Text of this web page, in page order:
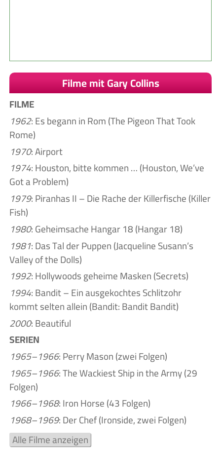
Filme mit Gary Collins
FILME
1962: Es begann in Rom (The Pigeon That Took
Rome)
1970: Airport
1974: Houston, bitte kommen … (Houston, We’ve
Got a Problem)
1979: Piranhas II – Die Rache der Killerfische (Killer
Fish)
1980: Geheimsache Hangar 18 (Hangar 18)
1981: Das Tal der Puppen (Jacqueline Susann’s
Valley of the Dolls)
1992: Hollywoods geheime Masken (Secrets)
1994: Bandit – Ein ausgekochtes Schlitzohr
kommt selten allein (Bandit: Bandit Bandit)
2000: Beautiful
SERIEN
1965–1966: Perry Mason (zwei Folgen)
1965–1966: The Wackiest Ship in the Army (29
Folgen)
1966–1968: Iron Horse (43 Folgen)
1968–1969: Der Chef (Ironside, zwei Folgen)
Alle Filme anzeigen